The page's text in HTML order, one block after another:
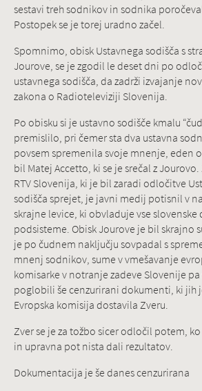
sestavi treh sodnikov in sodnika
Postopek se je torej uradno začel.
Spomnimo, obisk Ustavnega sodišča s
Jourove, se je zgodil le deset dni po
ustavnega sodišča, da zadrži izvajanje
zakona o Radioteleviziji Slovenija.
Po obisku si je ustavno sodišče kmalu
premislilo, pri čemer sta dva ustavna
povsem spremenila svoje mnenje, eden
bil Matej Accetto, ki se je srečal z
RTV Slovenija, ki je bil zaradi odločitve
sodišča sprejet, je javni medij potisnil v
skrajne levice, ki obvladuje vse slovenske
podsisteme. Obisk Jourove je bil skrajno
je po čudnem naključju sovpadal s
mnenj sodnikov, sume v vmešavanje
komisarke v notranje zadeve Slovenije pa
poglobili še cenzurirani dokumenti, ki jih
Evropska komisija dostavila Zveru.
Zver se je za tožbo sicer odločil potem,
in upravna pot nista dali rezultatov.
Dokumentacija je še danes cenzurirana